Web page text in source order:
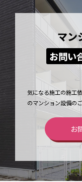
マン
お問い
気になる施工の施工
のマンション設備の
お